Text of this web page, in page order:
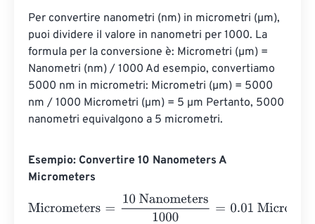
Per convertire nanometri (nm) in micrometri (µm),
puoi dividere il valore in nanometri per 1000. La
formula per la conversione è: Micrometri (µm) =
Nanometri (nm) / 1000 Ad esempio, convertiamo
5000 nm in micrometri: Micrometri (µm) = 5000
nm / 1000 Micrometri (µm) = 5 µm Pertanto, 5000
nanometri equivalgono a 5 micrometri.
Esempio: Convertire 10 Nanometers A
Micrometers
Micrometers
10 Nanometers1000= Micrometers